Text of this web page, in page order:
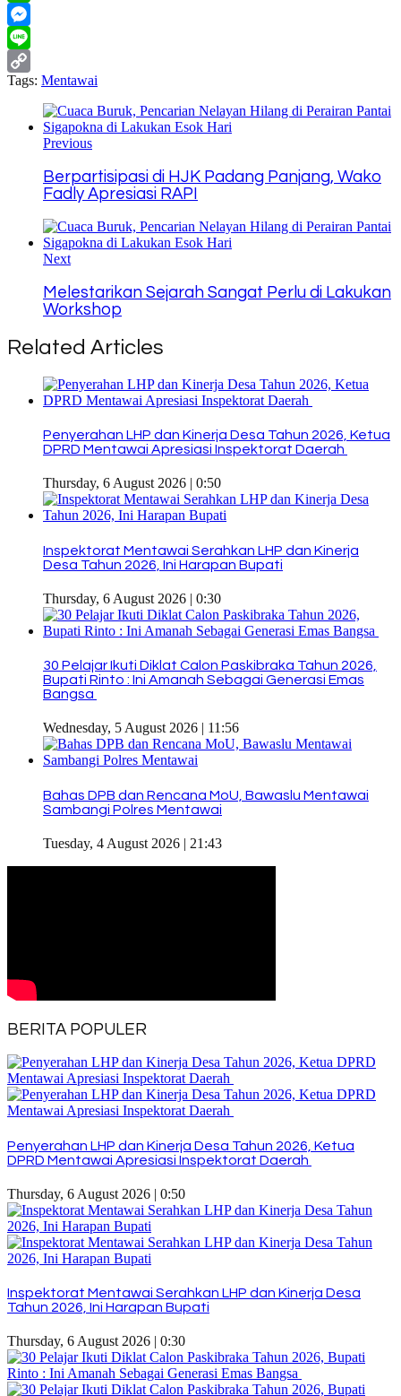
WhatsApp
Messenger
Line
Copy
Tags: Mentawai
Previous
Berpartisipasi di HJK Padang Panjang, Wako
Fadly Apresiasi RAPI
Next
Melestarikan Sejarah Sangat Perlu di Lakukan
Workshop
Related Articles
Penyerahan LHP dan Kinerja Desa Tahun 2026, Ketua
DPRD Mentawai Apresiasi Inspektorat Daerah
Thursday, 6 August 2026 | 0:50
Inspektorat Mentawai Serahkan LHP dan Kinerja
Desa Tahun 2026, Ini Harapan Bupati
Thursday, 6 August 2026 | 0:30
30 Pelajar Ikuti Diklat Calon Paskibraka Tahun 2026,
Bupati Rinto : Ini Amanah Sebagai Generasi Emas
Bangsa
Wednesday, 5 August 2026 | 11:56
Bahas DPB dan Rencana MoU, Bawaslu Mentawai
Sambangi Polres Mentawai
Tuesday, 4 August 2026 | 21:43
BERITA POPULER
Penyerahan LHP dan Kinerja Desa Tahun 2026, Ketua
DPRD Mentawai Apresiasi Inspektorat Daerah
Thursday, 6 August 2026 | 0:50
Inspektorat Mentawai Serahkan LHP dan Kinerja Desa
Tahun 2026, Ini Harapan Bupati
Thursday, 6 August 2026 | 0:30